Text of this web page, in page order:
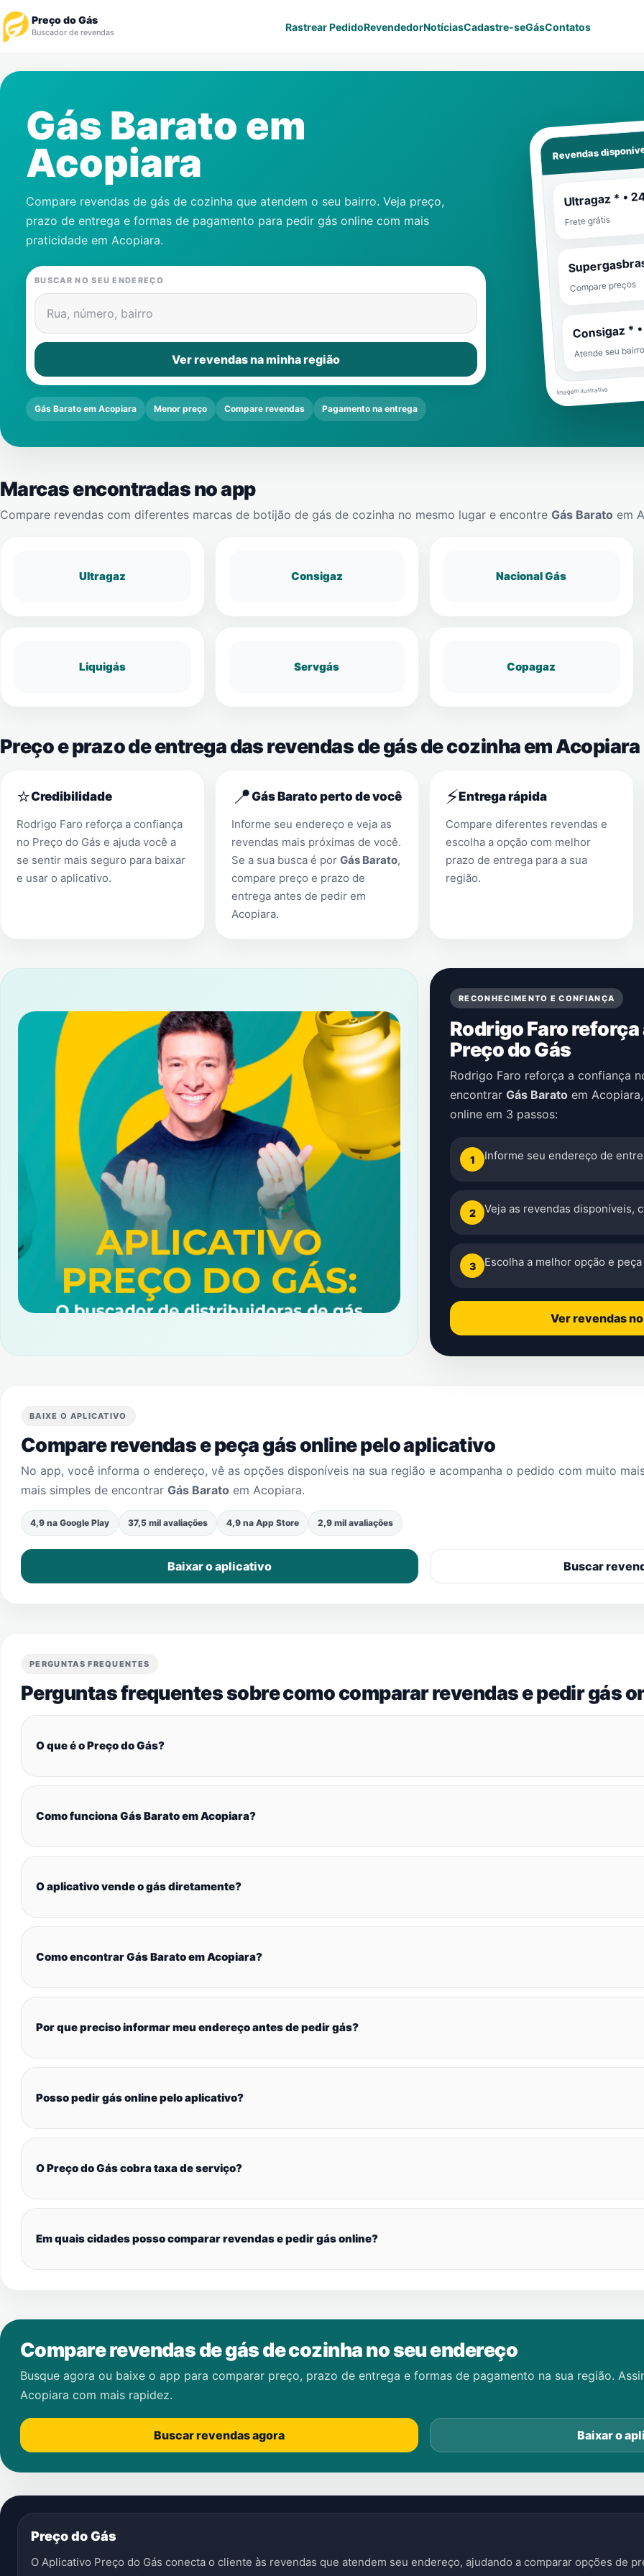
Preço do Gás
Buscador de revendas Rastrear PedidoRevendedorNotíciasCadastre-seGásContatos
Revendedor
Notícias
Gás
Contatos
Gás Barato em
Acopiara
Compare revendas de gás de cozinha que atendem o seu bairro. Veja preço,
prazo de entrega e formas de pagamento para pedir gás online com mais
praticidade em Acopiara.
BUSCAR NO SEU ENDEREÇO
Rua, número, bairro
Ver revendas na minha região
Gás Barato em Acopiara Menor preço Compare revendas Pagamento na entrega
Revendas
Ultragaz * •
Frete grátis
Compare preços
Consigaz *
Atende seu
Imagem ilustrativa
Marcas encontradas no app
Compare revendas com diferentes marcas de botijão de gás de cozinha no mesmo lugar e encontre Gás Barato em
Ultragaz Consigaz Nacional Gás
Liquigás Servgás Copagaz
Preço e prazo de entrega das revendas de gás de cozinha em Acopiara
⭐Credibilidade
Rodrigo Faro reforça a confiança
no Preço do Gás e ajuda você a
se sentir mais seguro para baixar
e usar o aplicativo.
📍Gás Barato perto de você
Informe seu endereço e veja as
revendas mais próximas de você.
Se a sua busca é por Gás Barato,
compare preço e prazo de
entrega antes de pedir em
Acopiara.
⚡Entrega rápida
Compare diferentes revendas e
escolha a opção com melhor
prazo de entrega para a sua
região.
RECONHECIMENTO E CONFIANÇA
Rodrigo Faro
Preço do Gás
Rodrigo Faro reforça a confiança
encontrar Gás Barato em Acopiara
online em 3 passos:
1 Informe seu endereço de
2 Veja as revendas disponíveis,
3 Escolha a melhor opção e
Ver revendas
BAIXE O APLICATIVO
Compare revendas e peça gás online pelo aplicativo
No app, você informa o endereço, vê as opções disponíveis na sua região e acompanha o pedido com muito
mais simples de encontrar Gás Barato em Acopiara.
4,9 na Google Play 37,5 mil avaliações 4,9 na App Store 2,9 mil avaliações
Baixar o aplicativo Buscar
PERGUNTAS FREQUENTES
Perguntas frequentes sobre como comparar revendas e pedir gás
O que é o Preço do Gás?
Como funciona Gás Barato em Acopiara?
O aplicativo vende o gás diretamente?
Como encontrar Gás Barato em Acopiara?
Por que preciso informar meu endereço antes de pedir gás?
Posso pedir gás online pelo aplicativo?
O Preço do Gás cobra taxa de serviço?
Em quais cidades posso comparar revendas e pedir gás online?
Compare revendas de gás de cozinha no seu endereço
Busque agora ou baixe o app para comparar preço, prazo de entrega e formas de pagamento na sua região.
Acopiara com mais rapidez.
Buscar revendas agora Baixar o
Preço do Gás
O Aplicativo Preço do Gás conecta o cliente às revendas que atendem seu endereço, ajudando a comparar opções de